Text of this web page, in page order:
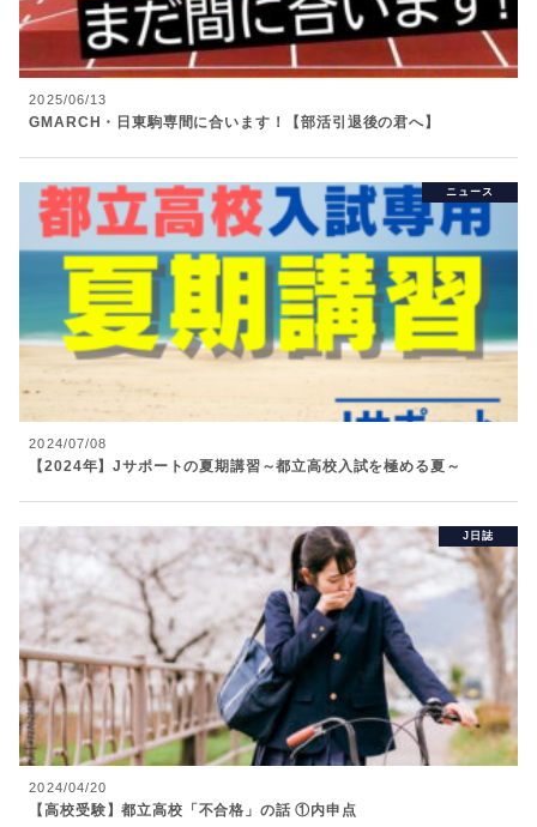
2025/06/13
GMARCH・日東駒専間に合います！【部活引退後の君へ】
2024/07/08
【2024年】Jサポートの夏期講習～都立高校入試を極める夏～
ニュース
2024/04/20
【高校受験】都立高校「不合格」の話 ①内申点
J日誌